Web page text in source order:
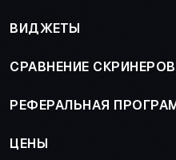
ВИДЖЕТЫ
СРАВНЕНИЕ СКРИНЕРОВ
РЕФЕРАЛЬНАЯ
ЦЕНЫ